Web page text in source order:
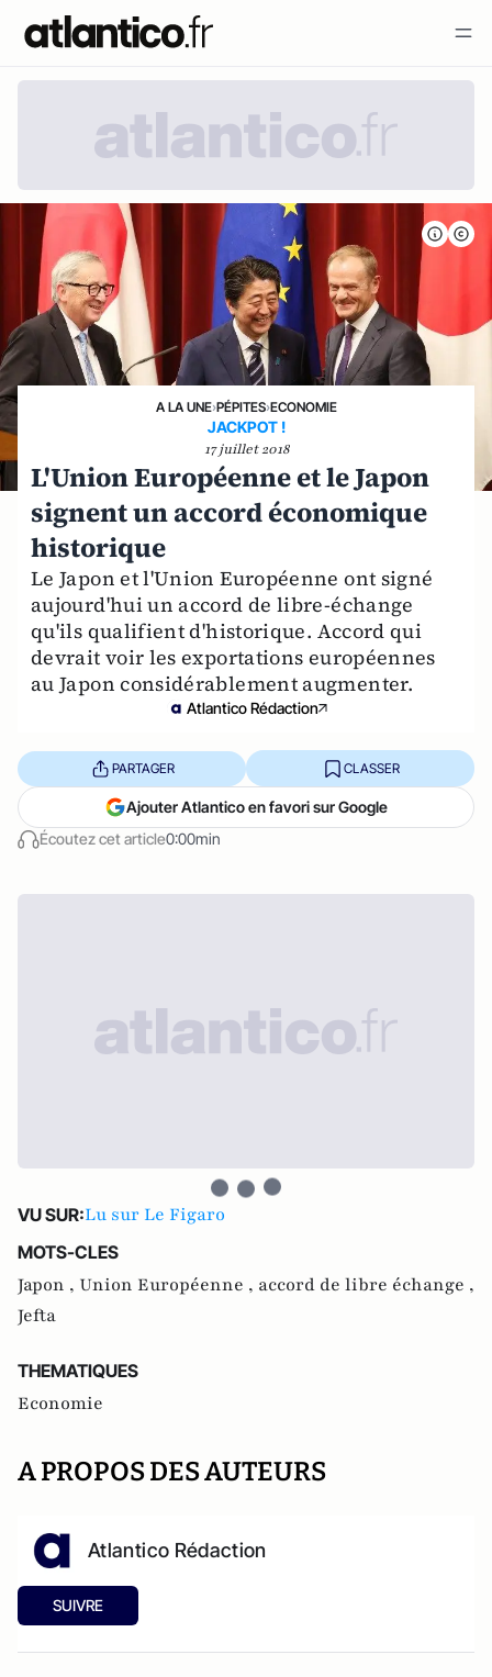
A LA UNE›PÉPITES›ECONOMIE
JACKPOT !
17 juillet 2018
L'Union Européenne et le Japon
signent un accord économique
historique
Le Japon et l'Union Européenne ont signé
aujourd'hui un accord de libre-échange
qu'ils qualifient d'historique. Accord qui
devrait voir les exportations européennes
au Japon considérablement augmenter.
Atlantico Rédaction
Écoutez cet article0:00min
PARTAGER CLASSER
Ajouter Atlantico en favori sur Google
VU SUR:Lu sur Le Figaro
MOTS-CLES
Japon , Union Européenne , accord de libre échange ,
Jefta
THEMATIQUES
Economie
A PROPOS DES AUTEURS
Atlantico Rédaction
SUIVRE